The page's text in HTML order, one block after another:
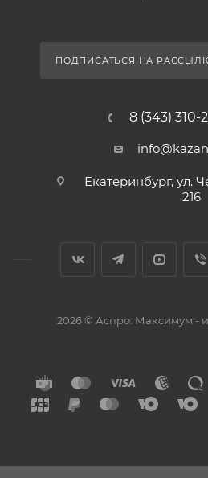
ПОДПИСАТЬСЯ НА
8 (343) 310-
Екатеринбург, ул.
216
2026 © Аспро: Максимум -